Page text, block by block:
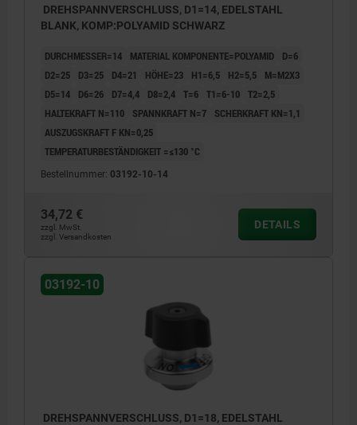
1) Montagemöglichkeit 1
3) Platte
DREHSPANNVERSCHLUSS, D1=14, EDELSTAHL
BLANK, KOMP:POLYAMID SCHWARZ
DURCHMESSER=14 MATERIAL KOMPONENTE=POLYAMID
D=6
D2=25
D3=25 D4=21 HÖHE=23 H1=6,5 H2=5,5
M=M2X3
D5=14
D6=26 D7=4,4 D8=2,4 T=6 T1=6-10 T2=2,5
HALTEKRAFT N=110
SPANNKRAFT N=7
SCHERKRAFT KN=1,1
AUSZUGSKRAFT F KN=0,25
TEMPERATURBESTÄNDIGKEIT =≤130 °C
Bestellnummer: 03192-10-14
34,72 €
zzgl. MwSt.
zzgl. Versandkosten
DETAILS
03192-10
DREHSPANNVERSCHLUSS, D1=18, EDELSTAHL